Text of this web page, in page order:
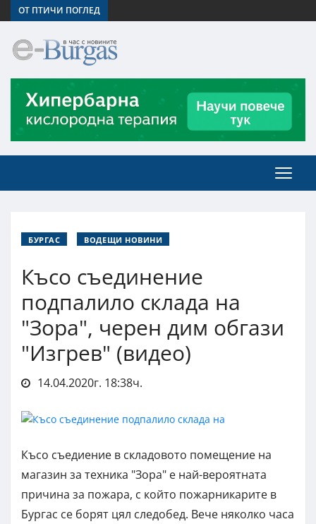
ОТ ПТИЧИ ПОГЛЕД
БУРГАС ВОДЕЩИ НОВИНИ
Късо съединение
подпалило склада на
"Зора", черен дим обгази
"Изгрев" (видео)
14.04.2020г. 18:38ч.
Късо съедиение в складовото помещение на
магазин за техника "Зора" е най-вероятната
причина за пожара, с който пожарникарите в
Бургас се борят цял следобед. Вече няколко часа